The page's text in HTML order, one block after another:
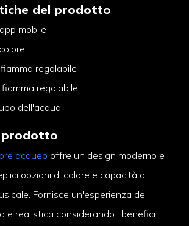
del prodotto
mobile
regolabile
regolabile
dell'acqua
prodotto
acqueo offre un design moderno e
opzioni di colore e capacità di
Fornisce un'esperienza del
e realistica considerando i benefici